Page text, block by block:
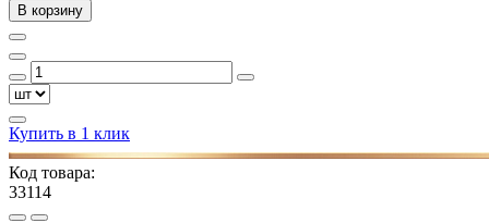
В корзину
Купить в 1 клик
Код товара:
33114